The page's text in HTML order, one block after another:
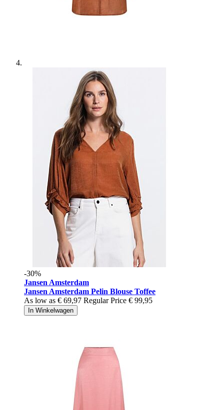
-30%
Jansen Amsterdam
Jansen Amsterdam Pelin Blouse Toffee
As low as € 69,97 Regular Price € 99,95
In Winkelwagen